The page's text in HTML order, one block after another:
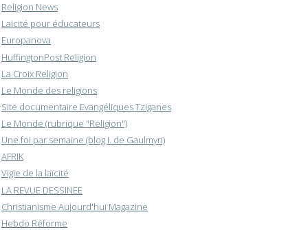
Religion News
Laïcité pour éducateurs
Europanova
HuffingtonPost Religion
La Croix Religion
Le Monde des religions
Site documentaire Evangéliques Tziganes
Le Monde (rubrique "Religion")
Une foi par semaine (blog I. de Gaulmyn)
AFRIK
Vigie de la laïcité
LA REVUE DESSINEE
Christianisme Aujourd'hui Magazine
Hebdo Réforme